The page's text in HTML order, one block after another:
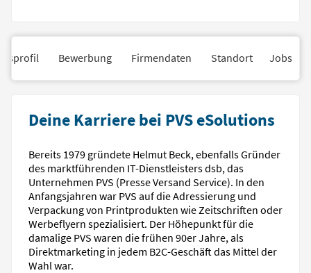
Bewerbung Firmendaten Standort Jobs
Deine Karriere bei PVS eSolutions
Bereits 1979 gründete Helmut Beck, ebenfalls Gründer
des marktführenden IT-Dienstleisters dsb, das
Unternehmen PVS (Presse Versand Service). In den
Anfangsjahren war PVS auf die Adressierung und
Verpackung von Printprodukten wie Zeitschriften oder
Werbeflyern spezialisiert. Der Höhepunkt für die
damalige PVS waren die frühen 90er Jahre, als
Direktmarketing in jedem B2C-Geschäft das Mittel der
Wahl war.